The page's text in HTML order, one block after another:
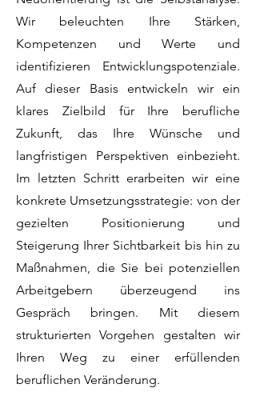
Wir beleuchten Ihre Stärken,
Kompetenzen und Werte und
identifizieren Entwicklungspotenziale.
Auf dieser Basis entwickeln wir ein
klares Zielbild für Ihre berufliche
Zukunft, das Ihre Wünsche und
langfristigen Perspektiven einbezieht.
Im letzten Schritt erarbeiten wir eine
konkrete Umsetzungsstrategie: von der
gezielten Positionierung und
Steigerung Ihrer Sichtbarkeit bis hin zu
Maßnahmen, die Sie bei potenziellen
Arbeitgebern überzeugend ins
Gespräch bringen. Mit diesem
strukturierten Vorgehen gestalten wir
Ihren Weg zu einer erfüllenden
beruflichen Veränderung.